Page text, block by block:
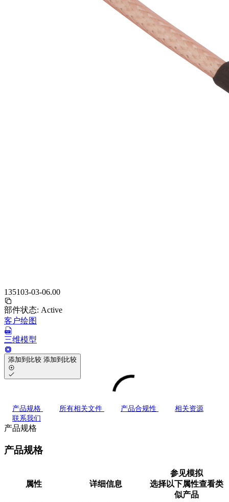
135103-03-06.00
部件状态: Active
客户绘图
三维模型
添加到比较 添加到比较
产品规格 所有相关文件 产品合规性
相关资源
联系我们
产品规格
产品规格
属性 详细信息
参见模拟
选择以下属性查看类
似产品